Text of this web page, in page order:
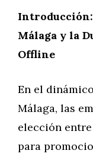
Málaga y la
Offline
En el
Málaga, las
elección
para